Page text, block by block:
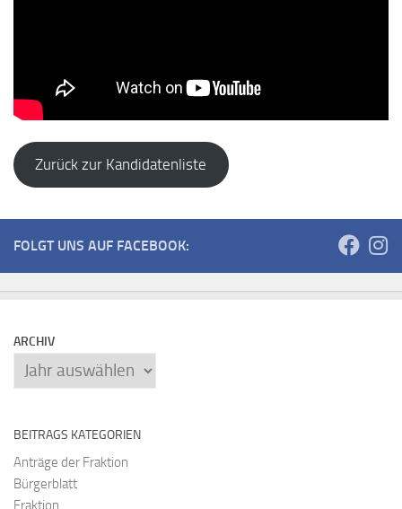
Zurück zur Kandidatenliste
FOLGT UNS AUF FACEBOOK:
ARCHIV
Archiv
BEITRAGS KATEGORIEN
Anträge der Fraktion
Bürgerblatt
Fraktion